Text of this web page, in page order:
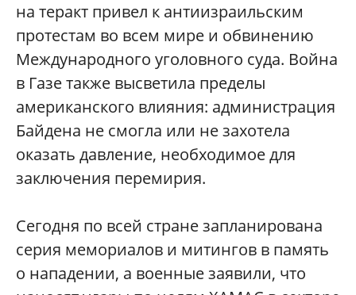
на теракт привел к антиизраильским
протестам во всем мире и обвинению
Международного уголовного суда. Война
в Газе также высветила пределы
американского влияния: администрация
Байдена не смогла или не захотела
оказать давление, необходимое для
заключения перемирия.
Сегодня по всей стране запланирована
серия мемориалов и митингов в память
о нападении, а военные заявили, что